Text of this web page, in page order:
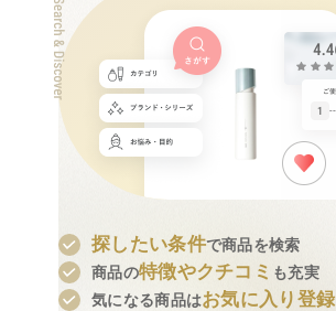
探したい条件で商品を検索
商品の特徴やクチコミ も充実
気になる商品はお気に入り登録